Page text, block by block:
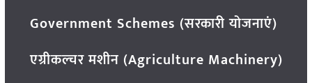
Government Schemes (सरकारी योजनाएं)
एग्रीकल्चर मशीन (Agriculture Machinery)